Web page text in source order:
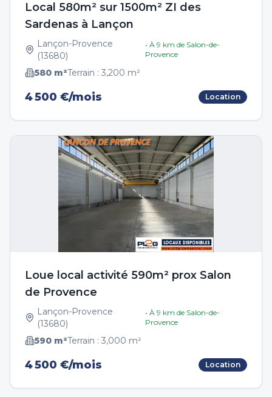
Local 580m² sur 1500m² ZI des
Sardenas à Lançon
Lançon-Provence
(13680)
• À9 km de Salon-de-
Provence
580 m²Terrain : 3,200 m²
4 500 €/mois Location
Loue local activité 590m² prox Salon
de Provence
Lançon-Provence
(13680)
• À9 km de Salon-de-
Provence
590 m²Terrain : 3,000 m²
4 500 €/mois Location